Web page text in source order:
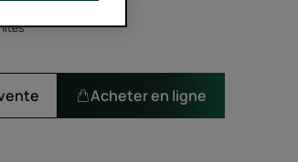
Acheter en ligne